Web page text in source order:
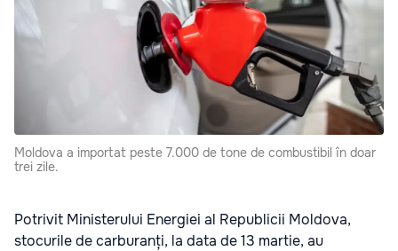
Moldova a importat peste 7.000 de tone de combustibil în doar
trei zile.
Potrivit Ministerului Energiei al Republicii Moldova,
stocurile de carburanți, la data de 13 martie, au